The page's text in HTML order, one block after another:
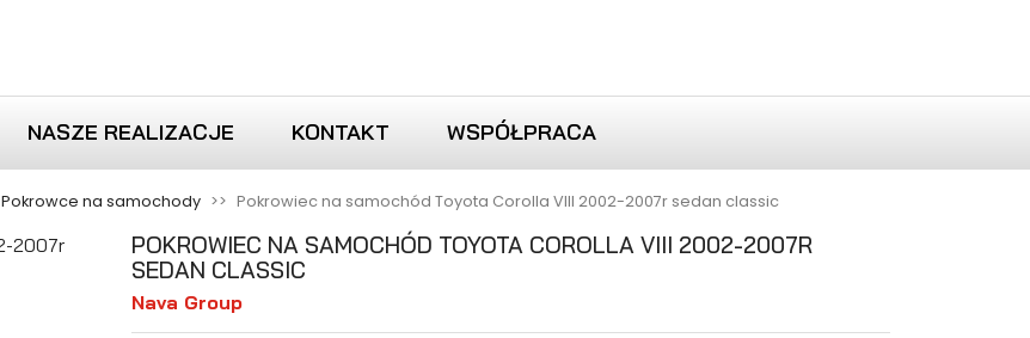
NASZE REALIZACJE KONTAKT WSPÓŁPRACA
Pokrowce na samochody Pokrowiec na samochód Toyota Corolla VIII 2002-2007r sedan classic
POKROWIEC NA SAMOCHÓD TOYOTA COROLLA VIII 2002-2007R
SEDAN CLASSIC
Nava Group